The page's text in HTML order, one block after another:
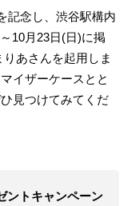
記念し、渋谷駅構内
10月23日(日)に掲
あさんを起用しま
イザーケースとと
見つけてみてくだ
ントキャンペーン